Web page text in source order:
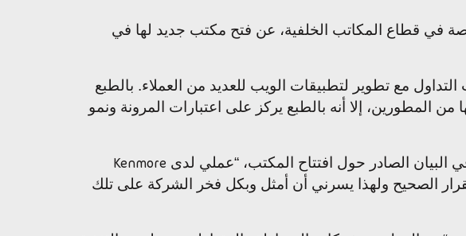
في قطاع المكاتب الخلفية، عن فتح مكتب جديد لها في
مع تطوير لتطبيقات الويب للعديد من العملاء. بالطبع
من المطورين، إلا أنه بالطبع يركز على اعتبارات المرونة ونمو
البيان الصادر حول افتتاح المكتب، “عملي لدى Kenmore
الصحيح ولهذا يسرني أن أمثل وبكل فخر الشركة على تلك